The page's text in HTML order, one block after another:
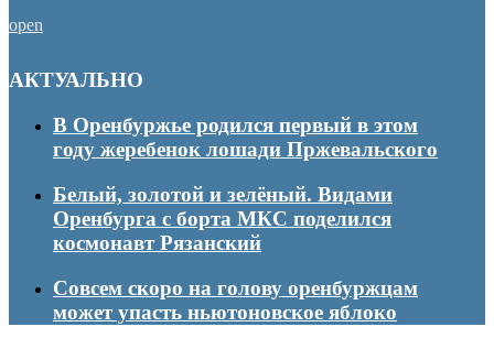
open
АКТУАЛЬНО
В Оренбуржье родился первый в этом
году жеребенок лошади Пржевальского
Белый, золотой и зелёный. Видами
Оренбурга с борта МКС поделился
космонавт Рязанский
Совсем скоро на голову оренбуржцам
может упасть ньютоновское яблоко